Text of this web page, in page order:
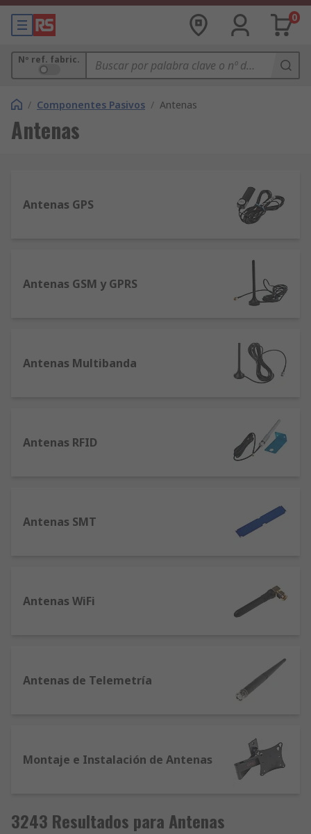
0
Nº ref. fabric.
/ Componentes Pasivos / Antenas
Antenas
Antenas GPS
Antenas GSM y GPRS
Antenas Multibanda
Antenas RFID
Antenas SMT
Antenas WiFi
Antenas de Telemetría
Montaje e Instalación de Antenas
3243 Resultados para Antenas